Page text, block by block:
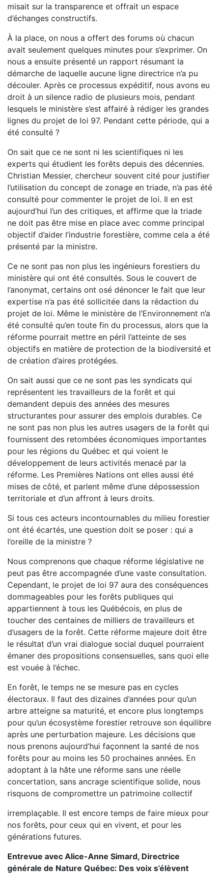
misait sur la transparence et offrait un espace
d’échanges constructifs.
À la place, on nous a offert des forums où chacun
avait seulement quelques minutes pour s’exprimer. On
nous a ensuite présenté un rapport résumant la
démarche de laquelle aucune ligne directrice n’a pu
découler. Après ce processus expéditif, nous avons eu
droit à un silence radio de plusieurs mois, pendant
lesquels le ministère s’est affairé à rédiger les grandes
lignes du projet de loi 97. Pendant cette période, qui a
été consulté ?
On sait que ce ne sont ni les scientifiques ni les
experts qui étudient les forêts depuis des décennies.
Christian Messier, chercheur souvent cité pour justifier
l’utilisation du concept de zonage en triade, n’a pas été
consulté pour commenter le projet de loi. Il en est
aujourd’hui l’un des critiques, et affirme que la triade
ne doit pas être mise en place avec comme principal
objectif d’aider l’industrie forestière, comme cela a été
présenté par la ministre.
Ce ne sont pas non plus les ingénieurs forestiers du
ministère qui ont été consultés. Sous le couvert de
l’anonymat, certains ont osé dénoncer le fait que leur
expertise n’a pas été sollicitée dans la rédaction du
projet de loi. Même le ministère de l’Environnement n’a
été consulté qu’en toute fin du processus, alors que la
réforme pourrait mettre en péril l’atteinte de ses
objectifs en matière de protection de la biodiversité et
de création d’aires protégées.
On sait aussi que ce ne sont pas les syndicats qui
représentent les travailleurs de la forêt et qui
demandent depuis des années des mesures
structurantes pour assurer des emplois durables. Ce
ne sont pas non plus les autres usagers de la forêt qui
fournissent des retombées économiques importantes
pour les régions du Québec et qui voient le
développement de leurs activités menacé par la
réforme. Les Premières Nations ont elles aussi été
mises de côté, et parlent même d’une dépossession
territoriale et d’un affront à leurs droits.
Si tous ces acteurs incontournables du milieu forestier
ont été écartés, une question doit se poser : qui a
l’oreille de la ministre ?
Nous comprenons que chaque réforme législative ne
peut pas être accompagnée d’une vaste consultation.
Cependant, le projet de loi 97 aura des conséquences
dommageables pour les forêts publiques qui
appartiennent à tous les Québécois, en plus de
toucher des centaines de milliers de travailleurs et
d’usagers de la forêt. Cette réforme majeure doit être
le résultat d’un vrai dialogue social duquel pourraient
émaner des propositions consensuelles, sans quoi elle
est vouée à l’échec.
En forêt, le temps ne se mesure pas en cycles
électoraux. Il faut des dizaines d’années pour qu’un
arbre atteigne sa maturité, et encore plus longtemps
pour qu’un écosystème forestier retrouve son équilibre
après une perturbation majeure. Les décisions que
nous prenons aujourd’hui façonnent la santé de nos
forêts pour au moins les 50 prochaines années. En
adoptant à la hâte une réforme sans une réelle
concertation, sans ancrage scientifique solide, nous
risquons de compromettre un patrimoine collectif
irremplaçable. Il est encore temps de faire mieux pour
nos forêts, pour ceux qui en vivent, et pour les
générations futures.
Entrevue avec Alice-Anne Simard, Directrice
générale de Nature Québec: Des voix s’élèvent